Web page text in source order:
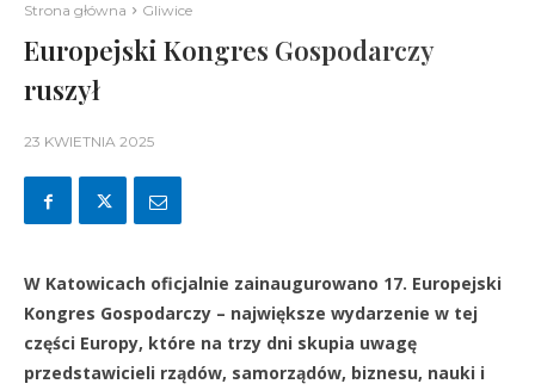
Strona główna Gliwice
Europejski Kongres Gospodarczy
ruszył
23 KWIETNIA 2025
W Katowicach oficjalnie zainaugurowano 17. Europejski
Kongres Gospodarczy – największe wydarzenie w tej
części Europy, które na trzy dni skupia uwagę
przedstawicieli rządów, samorządów, biznesu, nauki i